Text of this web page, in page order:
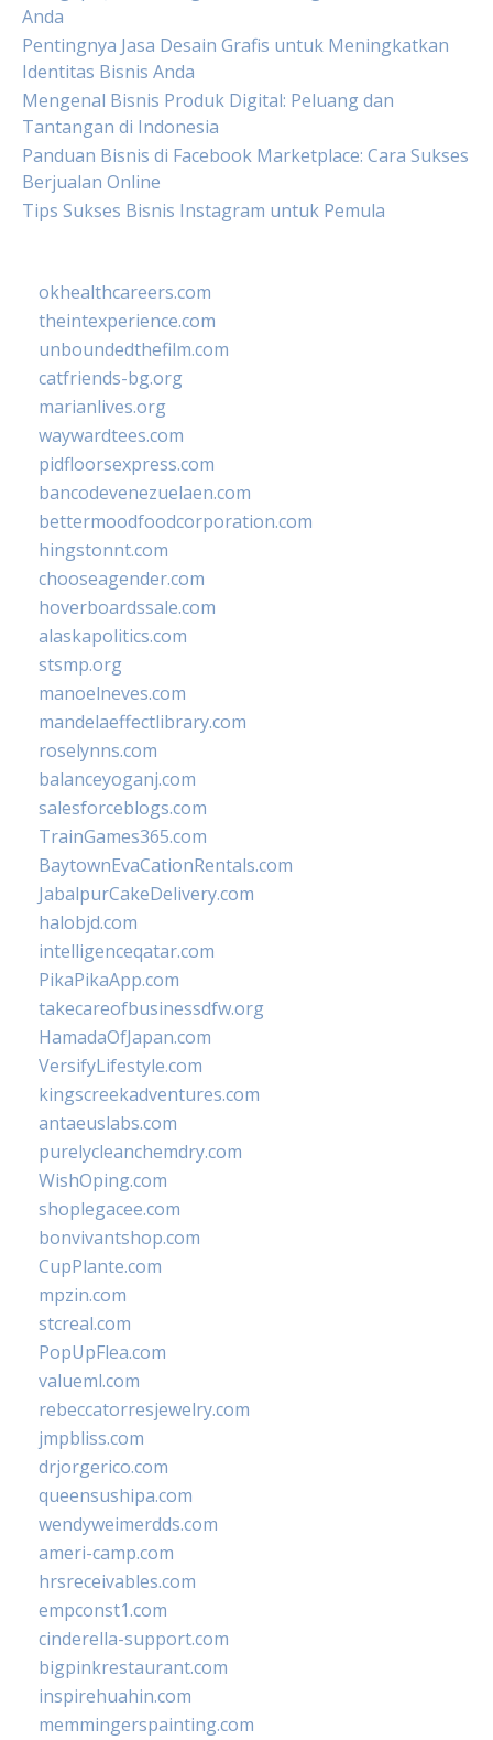
Anda
Pentingnya Jasa Desain Grafis untuk Meningkatkan
Identitas Bisnis Anda
Mengenal Bisnis Produk Digital: Peluang dan
Tantangan di Indonesia
Panduan Bisnis di Facebook Marketplace: Cara Sukses
Berjualan Online
Tips Sukses Bisnis Instagram untuk Pemula
okhealthcareers.com
theintexperience.com
unboundedthefilm.com
catfriends-bg.org
marianlives.org
waywardtees.com
pidfloorsexpress.com
bancodevenezuelaen.com
bettermoodfoodcorporation.com
hingstonnt.com
chooseagender.com
hoverboardssale.com
alaskapolitics.com
stsmp.org
manoelneves.com
mandelaeffectlibrary.com
roselynns.com
balanceyoganj.com
salesforceblogs.com
TrainGames365.com
BaytownEvaCationRentals.com
JabalpurCakeDelivery.com
halobjd.com
intelligenceqatar.com
PikaPikaApp.com
takecareofbusinessdfw.org
HamadaOfJapan.com
VersifyLifestyle.com
kingscreekadventures.com
antaeuslabs.com
purelycleanchemdry.com
WishOping.com
shoplegacee.com
bonvivantshop.com
CupPlante.com
mpzin.com
stcreal.com
PopUpFlea.com
valueml.com
rebeccatorresjewelry.com
jmpbliss.com
drjorgerico.com
queensushipa.com
wendyweimerdds.com
ameri-camp.com
hrsreceivables.com
empconst1.com
cinderella-support.com
bigpinkrestaurant.com
inspirehuahin.com
memmingerspainting.com